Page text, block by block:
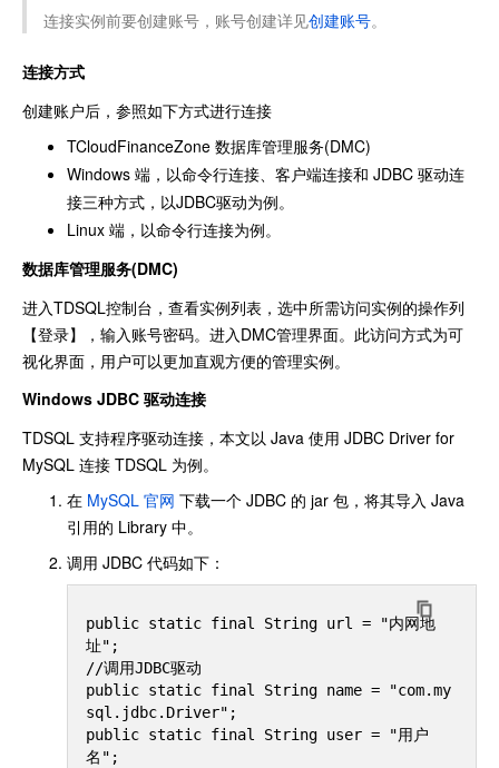
连接实例前要创建账号，账号创建详见创建账号。
连接方式
创建账户后，参照如下方式进行连接
TCloudFinanceZone 数据库管理服务(DMC)
Windows 端，以命令行连接、客户端连接和 JDBC 驱动连
接三种方式，以JDBC驱动为例。
Linux 端，以命令行连接为例。
数据库管理服务(DMC)
进入TDSQL控制台，查看实例列表，选中所需访问实例的操作列
【登录】，输入账号密码。进入DMC管理界面。此访问方式为可
视化界面，用户可以更加直观方便的管理实例。
Windows JDBC 驱动连接
TDSQL 支持程序驱动连接，本文以 Java 使用 JDBC Driver for
MySQL 连接 TDSQL 为例。
在 MySQL 官网 下载一个 JDBC 的 jar 包，将其导入 Java
引用的 Library 中。
调用 JDBC 代码如下：
public static final String url = "内网地
址";
//调用JDBC驱动
public static final String name = "com.my
sql.jdbc.Driver";
public static final String user = "用户
名";